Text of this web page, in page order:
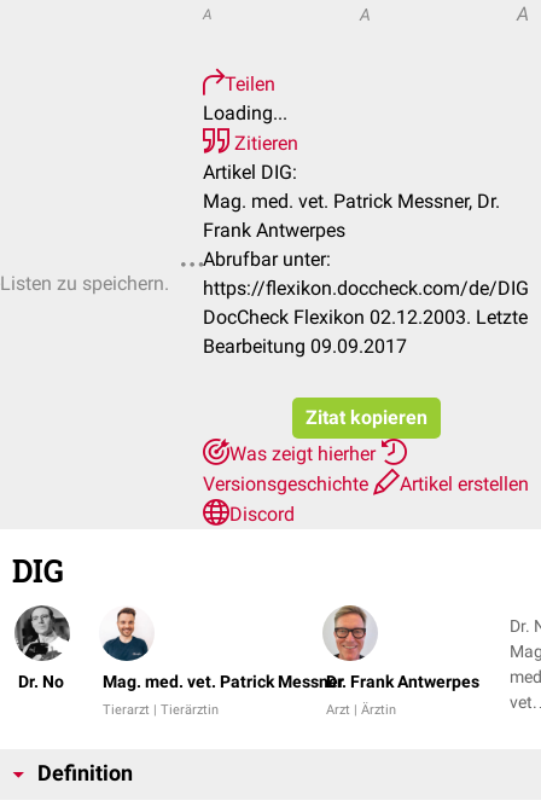
zu speichern.
A A A
Teilen
Loading...
Zitieren
Artikel DIG:
Mag. med. vet. Patrick Messner, Dr.
Frank Antwerpes
Abrufbar unter:
https://flexikon.doccheck.com/de/DIG
DocCheck Flexikon 02.12.2003. Letzte
Bearbeitung 09.09.2017
Zitat kopieren
Was zeigt hierher
Versionsgeschichte
Artikel erstellen
Discord
DIG
Dr. No Mag. med. vet. Patrick Messner
Tierarzt | Tierärztin
Dr. Frank Antwerpes
Arzt | Ärztin
Dr.
vet.
Definition